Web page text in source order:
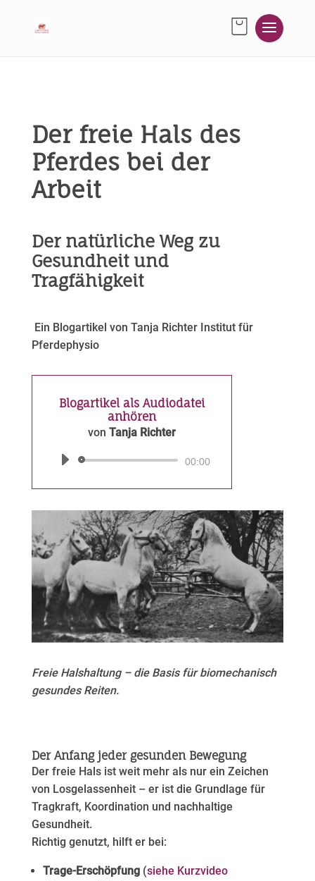
Der freie Hals des
Pferdes bei der
Arbeit
Der natürliche Weg zu
Gesundheit und
Tragfähigkeit
Ein Blogartikel von Tanja Richter Institut für
Pferdephysio
Blogartikel als Audiodatei
anhören
vonTanja Richter
Audio-
00:00
Freie Halshaltung – die Basis für biomechanisch
gesundes Reiten.
Der Anfang jeder gesunden Bewegung
Der freie Hals ist weit mehr als nur ein Zeichen
von Losgelassenheit – er ist die Grundlage für
Tragkraft, Koordination und nachhaltige
Gesundheit.
Richtig genutzt, hilft er bei:
Trage-Erschöpfung(siehe Kurzvideo